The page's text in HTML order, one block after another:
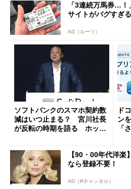
「3連続万馬券…
サイトがバグすぎ
AD（ルーツ）
ソフトバンクのスマホ契約数
減はいつ止まる？ 宮川社長
が反転の時期を語る ホッピ
ド
ン
「
【90・00年代洋
なら登録不要！
AD（Rチャンネル）